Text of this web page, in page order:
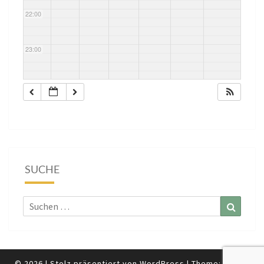
22:00
23:00
SUCHE
Suchen
nach: